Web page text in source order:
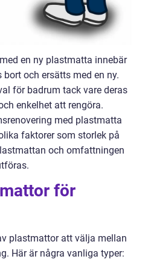
en ny plastmatta innebär
och ersätts med en ny.
för badrum tack vare deras
enkelhet att rengöra.
med plastmatta
faktorer som storlek på
och omfattningen
för
plastmattor att välja mellan
Här är några vanliga typer: